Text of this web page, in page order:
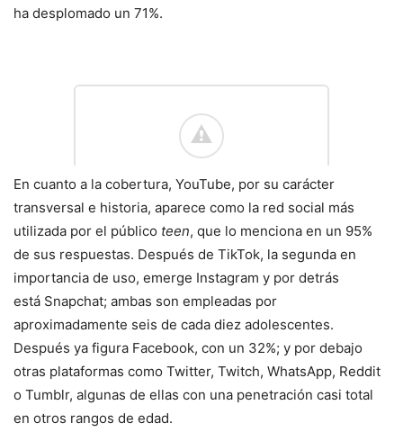
ha desplomado un 71%.
En cuanto a la cobertura, YouTube, por su carácter
transversal e historia, aparece como la red social más
utilizada por el público teen, que lo menciona en un 95%
de sus respuestas. Después de TikTok, la segunda en
importancia de uso, emerge Instagram y por detrás
está Snapchat; ambas son empleadas por
aproximadamente seis de cada diez adolescentes.
Después ya figura Facebook, con un 32%; y por debajo
otras plataformas como Twitter, Twitch, WhatsApp, Reddit
o Tumblr, algunas de ellas con una penetración casi total
en otros rangos de edad.